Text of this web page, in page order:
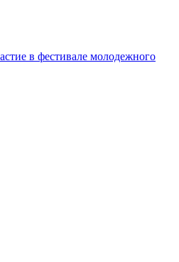
в фестивале молодежного